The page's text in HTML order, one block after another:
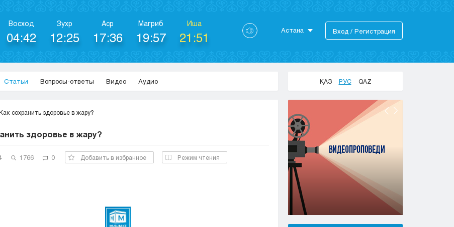
Восход
04:42
Зухр
12:25
Аср
17:36
Магриб
19:57
Иша
21:51 Астана
Актобе
Жезказган
Караганда
Кокшетау
Костанай
Кызылорда
Павлодар
Петропавловск
Талдыкорган
Вход / Регистрация
Статьи Вопросы-ответы Видео Аудио ҚАЗ РУС QAZ
сохранить здоровье в жару?
здоровье в жару?
1766 0 Добавить в избранное Режим чтения